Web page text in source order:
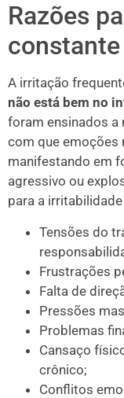
Razões
A irritação
não está bem no
foram ensinados a
com que emoções
manifestando em
agressivo ou
para a
Tensões do
Frustrações
Falta de
Pressões
Problemas
Cansaço
crônico;
Conflitos